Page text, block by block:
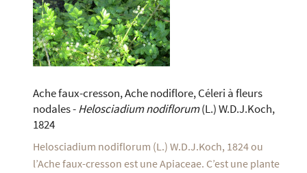
Ache faux-cresson, Ache nodiflore, Céleri à fleurs
nodales -Helosciadium nodiflorum(L.) W.D.J.Koch,
1824
Helosciadium nodiflorum (L.) W.D.J.Koch, 1824 ou
l’Ache faux-cresson est une Apiaceae. C’est une plante